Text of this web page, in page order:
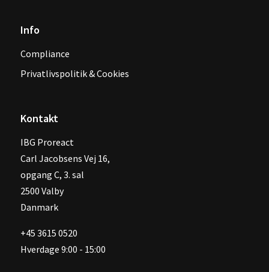
Info
Compliance
Privatlivspolitik & Cookies
Kontakt
IBG Proreact
‍Carl Jacobsens Vej 16,
opgang C, 3. sal
2500 Valby
Danmark
+45 3615 0520
Hverdage 9:00 - 15:00